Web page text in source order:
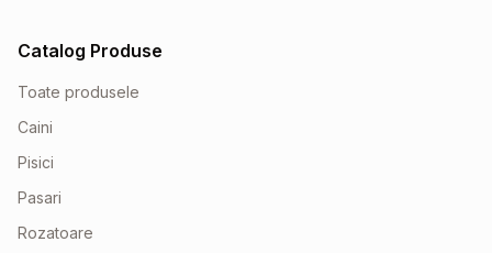
Catalog Produse
Toate produsele
Caini
Pisici
Pasari
Rozatoare